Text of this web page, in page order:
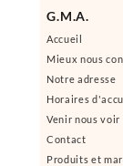
G.M.A.
Accueil
Mieux nous
Notre adresse
Horaires
Venir nous voir
Contact
Produits et